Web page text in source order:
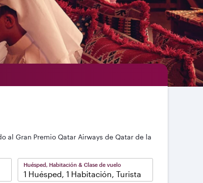
al Gran Premio Qatar Airways de Qatar de la
Huésped, Habitación & Clase de vuelo
1 Huésped, 1 Habitación, Turista